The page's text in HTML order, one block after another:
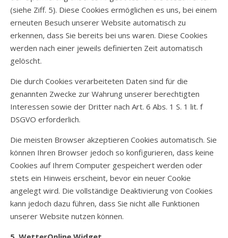
(siehe Ziff. 5). Diese Cookies ermöglichen es uns, bei einem
erneuten Besuch unserer Website automatisch zu
erkennen, dass Sie bereits bei uns waren. Diese Cookies
werden nach einer jeweils definierten Zeit automatisch
gelöscht.
Die durch Cookies verarbeiteten Daten sind für die
genannten Zwecke zur Wahrung unserer berechtigten
Interessen sowie der Dritter nach Art. 6 Abs. 1 S. 1 lit. f
DSGVO erforderlich.
Die meisten Browser akzeptieren Cookies automatisch. Sie
können Ihren Browser jedoch so konfigurieren, dass keine
Cookies auf Ihrem Computer gespeichert werden oder
stets ein Hinweis erscheint, bevor ein neuer Cookie
angelegt wird. Die vollständige Deaktivierung von Cookies
kann jedoch dazu führen, dass Sie nicht alle Funktionen
unserer Website nutzen können.